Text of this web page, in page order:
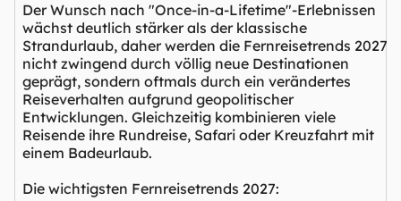
Der Wunsch nach "Once-in-a-Lifetime"-Erlebnissen
wächst deutlich stärker als der klassische
Strandurlaub, daher werden die Fernreisetrends 2027
nicht zwingend durch völlig neue Destinationen
geprägt, sondern oftmals durch ein verändertes
Reiseverhalten aufgrund geopolitischer
Entwicklungen. Gleichzeitig kombinieren viele
Reisende ihre Rundreise, Safari oder Kreuzfahrt mit
einem Badeurlaub.
Die wichtigsten Fernreisetrends 2027: